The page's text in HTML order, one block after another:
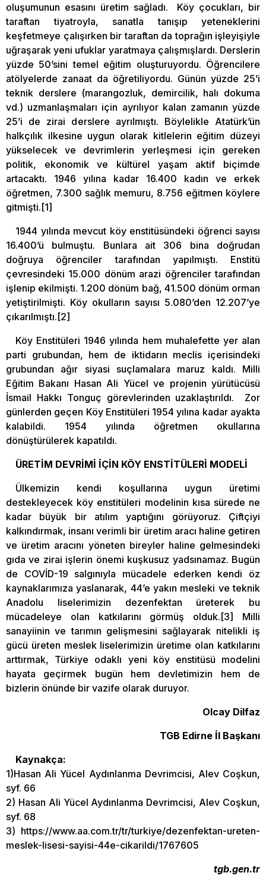
oluşumunun esasını üretim sağladı. Köy çocukları, bir
taraftan tiyatroyla, sanatla tanışıp yeteneklerini
keşfetmeye çalışırken bir taraftan da toprağın işleyişiyle
uğraşarak yeni ufuklar yaratmaya çalışmışlardı. Derslerin
yüzde 50’sini temel eğitim oluşturuyordu. Öğrencilere
atölyelerde zanaat da öğretiliyordu. Günün yüzde 25’i
teknik derslere (marangozluk, demircilik, halı dokuma
vd.) uzmanlaşmaları için ayrılıyor kalan zamanın yüzde
25’i de zirai derslere ayrılmıştı. Böylelikle Atatürk’ün
halkçılık ilkesine uygun olarak kitlelerin eğitim düzeyi
yükselecek ve devrimlerin yerleşmesi için gereken
politik, ekonomik ve kültürel yaşam aktif biçimde
artacaktı. 1946 yılına kadar 16.400 kadın ve erkek
öğretmen, 7.300 sağlık memuru, 8.756 eğitmen köylere
gitmişti.[1]
1944 yılında mevcut köy enstitüsündeki öğrenci sayısı
16.400’ü bulmuştu. Bunlara ait 306 bina doğrudan
doğruya öğrenciler tarafından yapılmıştı. Enstitü
çevresindeki 15.000 dönüm arazi öğrenciler tarafından
işlenip ekilmişti. 1.200 dönüm bağ, 41.500 dönüm orman
yetiştirilmişti. Köy okulların sayısı 5.080’den 12.207’ye
çıkarılmıştı.[2]
Köy Enstitüleri 1946 yılında hem muhalefette yer alan
parti grubundan, hem de iktidarın meclis içerisindeki
grubundan ağır siyasi suçlamalara maruz kaldı. Milli
Eğitim Bakanı Hasan Ali Yücel ve projenin yürütücüsü
İsmail Hakkı Tonguç görevlerinden uzaklaştırıldı. Zor
günlerden geçen Köy Enstitüleri 1954 yılına kadar ayakta
kalabildi. 1954 yılında öğretmen okullarına
dönüştürülerek kapatıldı.
ÜRETİM DEVRİMİ İÇİN KÖY ENSTİTÜLERİ MODELİ
Ülkemizin kendi koşullarına uygun üretimi
destekleyecek köy enstitüleri modelinin kısa sürede ne
kadar büyük bir atılım yaptığını görüyoruz. Çiftçiyi
kalkındırmak, insanı verimli bir üretim aracı haline getiren
ve üretim aracını yöneten bireyler haline gelmesindeki
gıda ve zirai işlerin önemi kuşkusuz yadsınamaz. Bugün
de COVİD-19 salgınıyla mücadele ederken kendi öz
kaynaklarımıza yaslanarak, 44’e yakın mesleki ve teknik
Anadolu liselerimizin dezenfektan üreterek bu
mücadeleye olan katkılarını görmüş olduk.[3] Milli
sanayiinin ve tarımın gelişmesini sağlayarak nitelikli iş
gücü üreten meslek liselerimizin üretime olan katkılarını
arttırmak, Türkiye odaklı yeni köy enstitüsü modelini
hayata geçirmek bugün hem devletimizin hem de
bizlerin önünde bir vazife olarak duruyor.
Olcay Dilfaz
TGB Edirne İl Başkanı
Kaynakça:
1)Hasan Ali Yücel Aydınlanma Devrimcisi, Alev Coşkun,
syf. 66
2) Hasan Ali Yücel Aydınlanma Devrimcisi, Alev Coşkun,
syf. 68
3) https://www.aa.com.tr/tr/turkiye/dezenfektan-ureten-
meslek-lisesi-sayisi-44e-cikarildi/1767605
tgb.gen.tr